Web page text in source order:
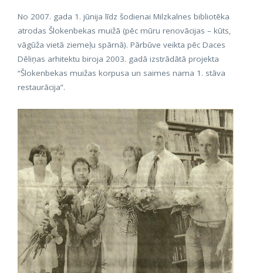
No 2007. gada 1. jūnija līdz šodienai Milzkalnes bibliotēka
atrodas Šlokenbekas muižā (pēc mūru renovācijas – kūts,
vāgūža vietā ziemeļu spārnā). Pārbūve veikta pēc Daces
Dēliņas arhitektu biroja 2003. gadā izstrādātā projekta
“Šlokenbekas muižas korpusa un saimes nama 1. stāva
restaurācija”.